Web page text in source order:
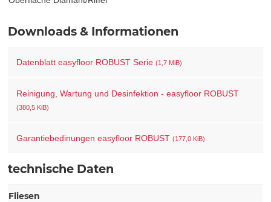
Downloads & Informationen
Datenblatt easyfloor ROBUST Serie(1,7 MiB)
Reinigung, Wartung und Desinfektion - easyfloor ROBUST
(380,5 KiB)
Garantiebedinungen easyfloor ROBUST(177,0 KiB)
technische Daten
Fliesen